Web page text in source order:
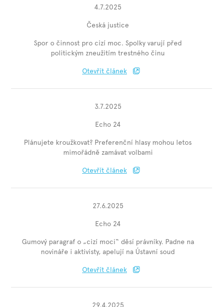
4.7.2025
Česká justice
Spor o činnost pro cizí moc. Spolky varují před
politickým zneužitím trestného činu
Otevřít článek
3.7.2025
Echo 24
Plánujete kroužkovat? Preferenční hlasy mohou letos
mimořádně zamávat volbami
Otevřít článek
27.6.2025
Echo 24
Gumový paragraf o „cizí moci“ děsí právníky. Padne na
novináře i aktivisty, apelují na Ústavní soud
Otevřít článek
29.4.2025